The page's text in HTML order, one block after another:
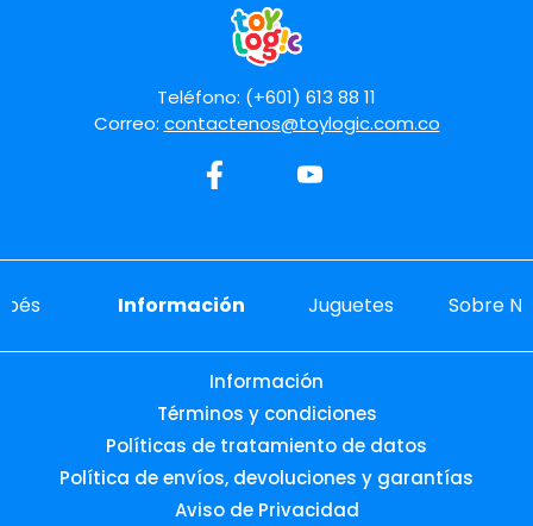
Teléfono: (+601) 613 88 11
Correo: contactenos@toylogic.com.co
Información Juguetes Sobre
Información
Términos y condiciones
Políticas de tratamiento de datos
Política de envíos, devoluciones y garantías
Aviso de Privacidad